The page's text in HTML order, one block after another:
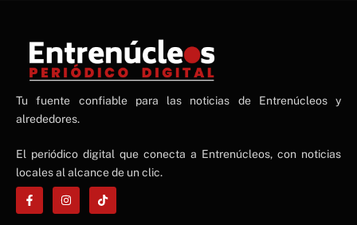
NE
NEWS ELEMENTOR
Tu fuente confiable para las noticias de Entrenúcleos y
alrededores.
El periódico digital que conecta a Entrenúcleos, con noticias
locales al alcance de un clic.